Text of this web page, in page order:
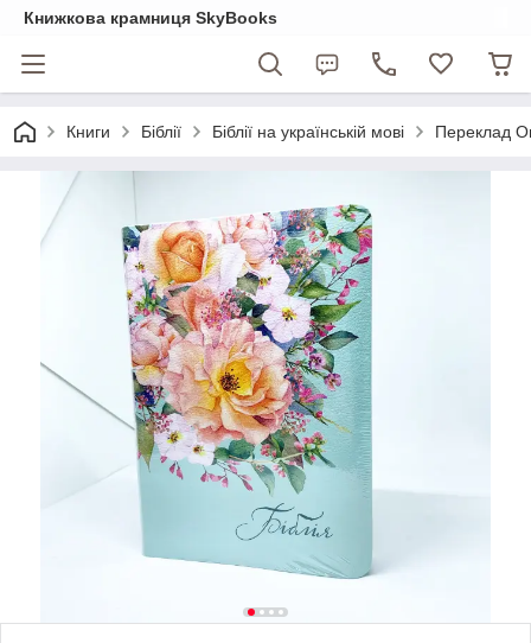
Книжкова крамниця SkyBooks
Книги Біблії Біблії на українській мові Переклад